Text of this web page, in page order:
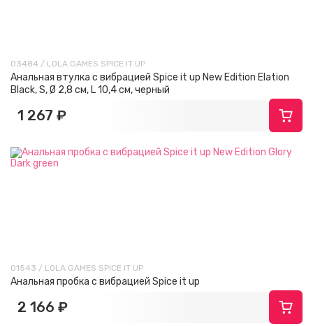
03484 / LOLA GAMES SPICE IT UP
Анальная втулка с вибрацией Spice it up New Edition Elation
Black, S, Ø 2,8 см, L 10,4 см, черный
1 267 ₽
01543 / LOLA GAMES SPICE IT UP
Анальная пробка с вибрацией Spice it up
2 166 ₽